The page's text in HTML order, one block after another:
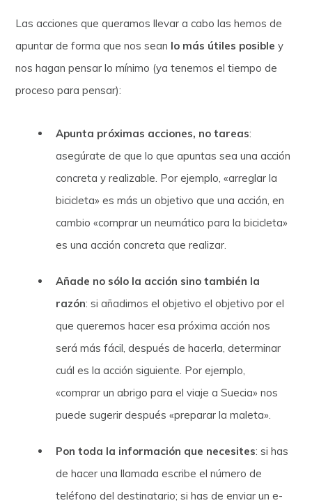
Las acciones que queramos llevar a cabo las hemos de
apuntar de forma que nos sean lo más útiles posible y
nos hagan pensar lo mínimo (ya tenemos el tiempo de
proceso para pensar):
Apunta próximas acciones, no tareas:
asegúrate de que lo que apuntas sea una acción
concreta y realizable. Por ejemplo, «arreglar la
bicicleta» es más un objetivo que una acción, en
cambio «comprar un neumático para la bicicleta»
es una acción concreta que realizar.
Añade no sólo la acción sino también la
razón: si añadimos el objetivo el objetivo por el
que queremos hacer esa próxima acción nos
será más fácil, después de hacerla, determinar
cuál es la acción siguiente. Por ejemplo,
«comprar un abrigo para el viaje a Suecia» nos
puede sugerir después «preparar la maleta».
Pon toda la información que necesites: si has
de hacer una llamada escribe el número de
teléfono del destinatario; si has de enviar un e-